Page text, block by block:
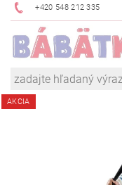
+420 548 212 335
AKCIA